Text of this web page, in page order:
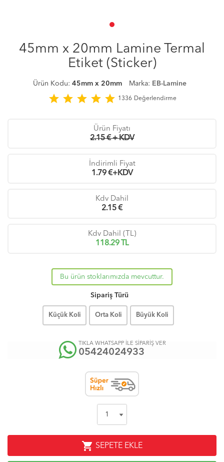
45mm x 20mm Lamine Termal
Etiket (Sticker)
Ürün Kodu: 45mm x 20mm Marka: EB-Lamine
star star star star star 1336 Değerlendirme
Ürün Fiyatı
2.15 € + KDV
İndirimli Fiyat
1.79€+KDV
Kdv Dahil
2.15€
Kdv Dahil (TL)
118.29 TL
Bu ürün stoklarımızda mevcuttur.
Sipariş Türü
Küçük Koli Orta Koli Büyük Koli
TIKLA WHATSAPP İLE SİPARİŞ VER
05424024933
shopping_cart SEPETE EKLE